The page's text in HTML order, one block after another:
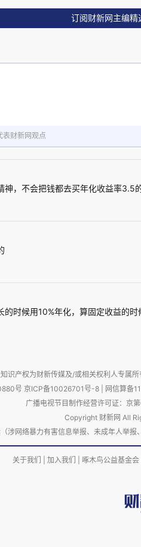
只是一个开始。为什么说
的生存状态就知道了。
的稳健年化收益为3.5%，
年）物价水平的三种详
身/丁克
地段尚可的自住房，无需
（含宽带、物业费、水电
覆盖上海三甲特需/国际部
私车牌照及中心城区车位租
订阅财新网主编精
表财新网观点
，不会把钱都去买年化收益率3.5的
的时候用10%年化，算固定收益的
识产权为财新传媒及/或相关权利人专属
号 京ICP备10026701号-8 网信算备
广播电视节目制作经营许可证：京
Copyright 财新网 All
（涉网络暴力有害信息举报、未成年人
关于我们 加入我们 啄木鸟公益基金会